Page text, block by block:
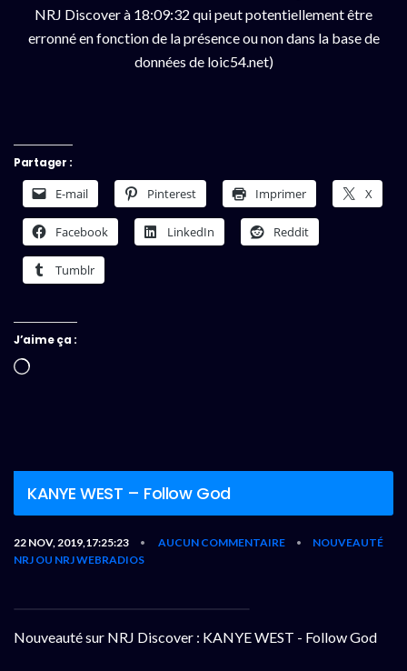
NRJ Discover à 18:09:32 qui peut potentiellement être
erronné en fonction de la présence ou non dans la base de
données de loic54.net)
Partager :
E-mail Pinterest Imprimer X
Facebook LinkedIn Reddit
Tumblr
J’aime ça :
Chargement…
KANYE WEST – Follow God
22 NOV, 2019,17:25:23 • AUCUN COMMENTAIRE •
NOUVEAUTÉ
NRJ OU NRJ WEBRADIOS
Nouveauté sur NRJ Discover : KANYE WEST - Follow God